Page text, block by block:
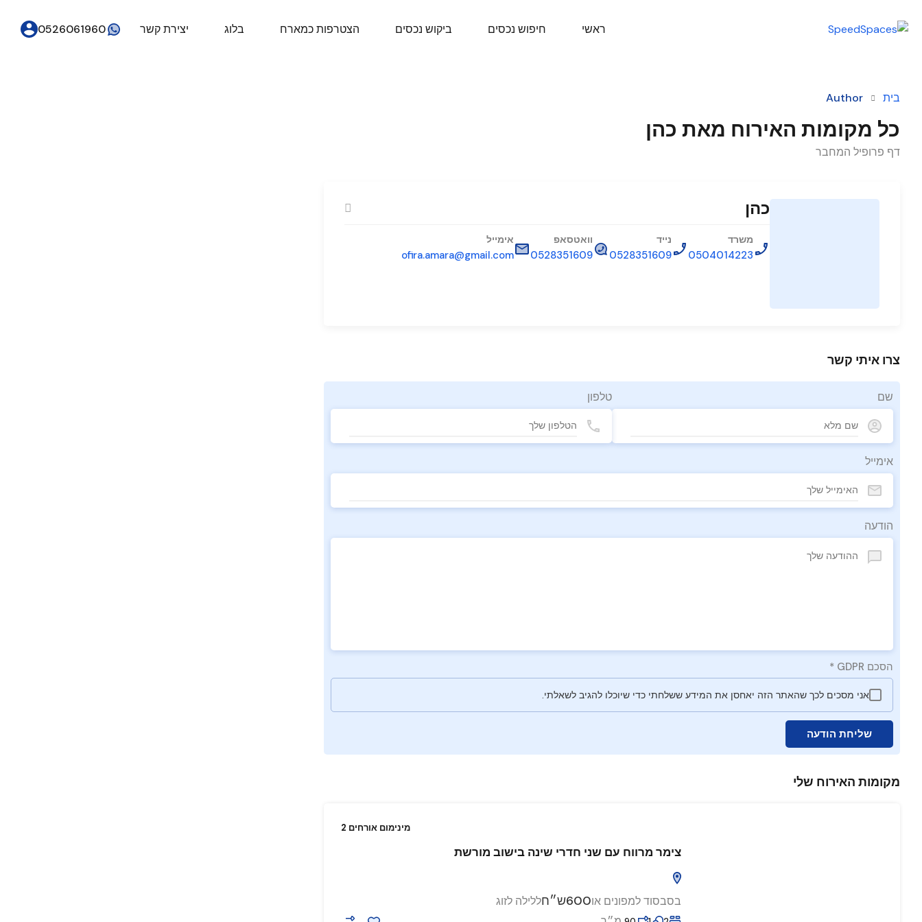
ראשי חיפוש נכסים ביקוש נכסים הצטרפות כמארח בלוג יצירת קשר 0526061960
בית Author
כל מקומות האירוח מאת כהן
דף פרופיל המחבר
כהן
משרד
0504014223
נייד
0528351609
וואטסאפ
0528351609
אימייל
ofira.amara@gmail.com
צרו איתי קשר
שם טלפון
אימייל
הודעה
הסכם GDPR *
אני מסכים לכך שהאתר הזה יאחסן את המידע ששלחתי כדי שיוכלו להגיב לשאלתי.
שליחת הודעה
מקומות האירוח שלי
מינימום אורחים 2
צימר מרווח עם שני חדרי שינה בישוב מורשת
בסבסוד למפונים או600ש״ח ללילה לזוג